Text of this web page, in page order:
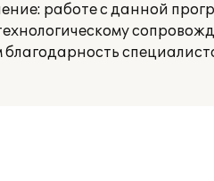
работе с данной